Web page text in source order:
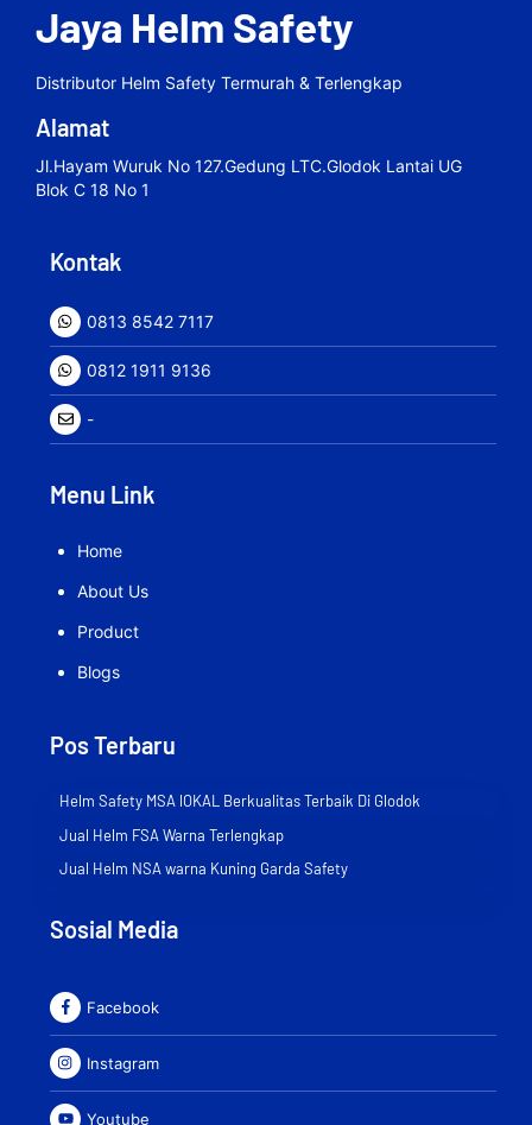
Jaya Helm Safety
Distributor Helm Safety Termurah & Terlengkap
Alamat
Jl.hayam Wuruk No 127.gedung LTC.Glodok Lantai UG
Blok C 18 No 1
Kontak
0813 8542 7117
0812 1911 9136
-
Menu Link
Home
About Us
Product
Blogs
Pos Terbaru
Helm Safety MSA lOKAL Berkualitas Terbaik Di Glodok
Jual Helm FSA Warna Terlengkap
Jual Helm NSA warna Kuning Garda Safety
Sosial Media
Facebook
Instagram
Youtube